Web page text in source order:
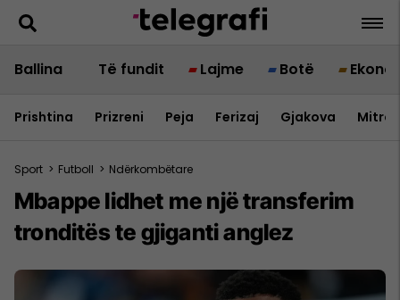
Ballina Të fundit Lajme Botë
Prishtina Prizreni Peja Ferizaj Gjakova
Sport > Futboll > Ndërkombëtare
Mbappe lidhet me një transferim
tronditës te gjiganti anglez